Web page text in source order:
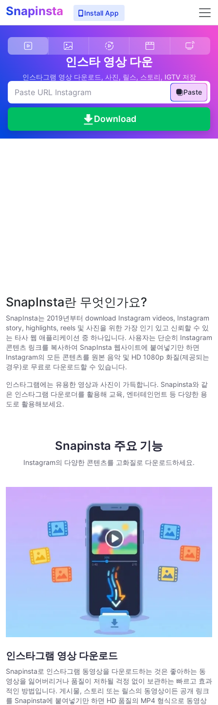
Snapinsta Install App
인스타 영상 다운
인스타그램 영상 다운로드, 사진, 릴스, 스토리, IGTV 저장
Paste
Download
SnapInsta란 무엇인가요?
SnapInsta는 2019년부터 download Instagram videos, Instagram
story, highlights, reels 및 사진을 위한 가장 인기 있고 신뢰할 수 있
는 타사 웹 애플리케이션 중 하나입니다. 사용자는 단순히 Instagram
콘텐츠 링크를 복사하여 SnapInsta 웹사이트에 붙여넣기만 하면
Instagram의 모든 콘텐츠를 원본 음악 및 HD 1080p 화질(제공되는
경우)로 무료로 다운로드할 수 있습니다.
인스타그램에는 유용한 영상과 사진이 가득합니다. Snapinsta와 같
은 인스타그램 다운로더를 활용해 교육, 엔터테인먼트 등 다양한 용
도로 활용해보세요.
Snapinsta 주요 기능
Instagram의 다양한 콘텐츠를 고화질로 다운로드하세요.
인스타그램 영상 다운로드
Snapinsta로 인스타그램 동영상을 다운로드하는 것은 좋아하는 동
영상을 잃어버리거나 품질이 저하될 걱정 없이 보관하는 빠르고 효과
적인 방법입니다. 게시물, 스토리 또는 릴스의 동영상이든 공개 링크
를 Snapinsta에 붙여넣기만 하면 HD 품질의 MP4 형식으로 동영상